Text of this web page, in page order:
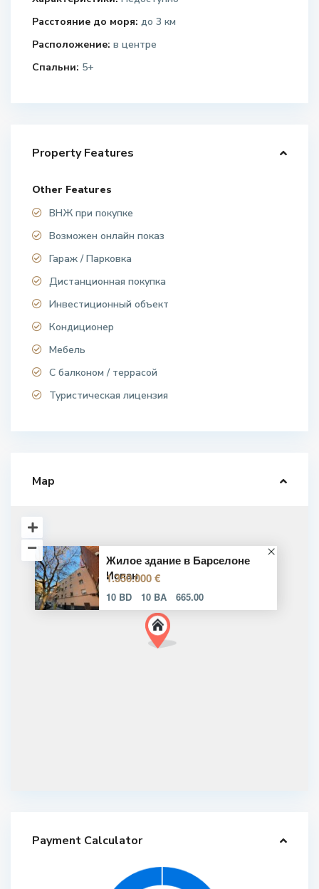
Расстояние до моря: до 3 км
Расположение: в центре
Спальни: 5+
Property Features
Other Features
ВНЖ при покупке
Возможен онлайн показ
Гараж / Парковка
Дистанционная покупка
Инвестиционный объект
Кондиционер
Мебель
С балконом / террасой
Туристическая лицензия
Map
Жилое здание в Барселоне
Испан
1.350.000 €
10 BD 10 BA 665.00
Payment Calculator